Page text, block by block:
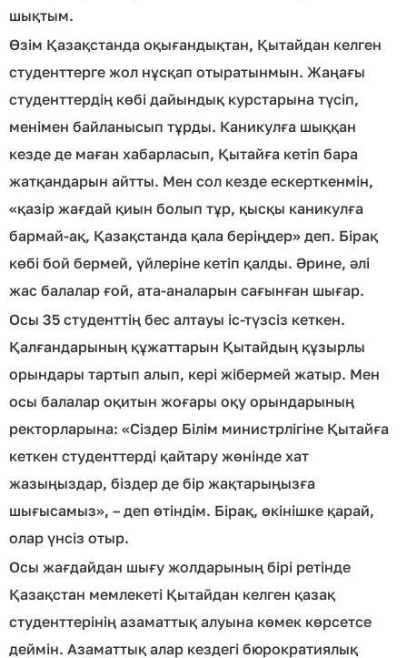
шықтым.
Өзім Қазақстанда оқығандықтан, Қытайдан келген
студенттерге жол нұсқап отыратынмын. Жаңағы
студенттердің көбі дайындық курстарына түсіп,
менімен байланысып тұрды. Каникулға шыққан
кезде де маған хабарласып, Қытайға кетіп бара
жатқандарын айтты. Мен сол кезде ескерткенмін,
«қазір жағдай қиын болып тұр, қысқы каникулға
бармай-ақ, Қазақстанда қала беріңдер» деп. Бірақ
көбі бой бермей, үйлеріне кетіп қалды. Әрине, әлі
жас балалар ғой, ата-аналарын сағынған шығар.
Осы 35 студенттің бес алтауы іс-түзсіз кеткен.
Қалғандарының құжаттарын Қытайдың құзырлы
орындары тартып алып, кері жібермей жатыр. Мен
осы балалар оқитын жоғары оқу орындарының
ректорларына: «Сіздер Білім министрлігіне Қытайға
кеткен студенттерді қайтару жөнінде хат
жазыңыздар, біздер де бір жақтарыңызға
шығысамыз», – деп өтіндім. Бірақ, өкінішке қарай,
олар үнсіз отыр.
Осы жағдайдан шығу жолдарының бірі ретінде
Қазақстан мемлекеті Қытайдан келген қазақ
студенттерінің азаматтық алуына көмек көрсетсе
деймін. Азаматтық алар кездегі бюрократиялық